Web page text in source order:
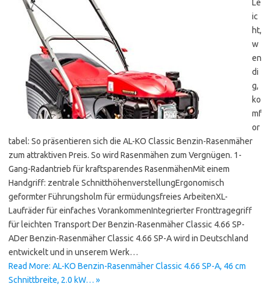
Le
ic
ht,
w
en
di
g,
ko
mf
or
tabel: So präsentieren sich die AL-KO Classic Benzin-Rasenmäher
zum attraktiven Preis. So wird Rasenmähen zum Vergnügen. 1-
Gang-Radantrieb für kraftsparendes RasenmähenMit einem
Handgriff: zentrale SchnitthöhenverstellungErgonomisch
geformter Führungsholm für ermüdungsfreies ArbeitenXL-
Laufräder für einfaches VorankommenIntegrierter Fronttragegriff
für leichten Transport Der Benzin-Rasenmäher Classic 4.66 SP-
ADer Benzin-Rasenmäher Classic 4.66 SP-A wird in Deutschland
entwickelt und in unserem Werk…
Read More: AL-KO Benzin-Rasenmäher Classic 4.66 SP-A, 46 cm
Schnittbreite, 2.0 kW… »